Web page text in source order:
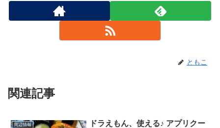
ともこ
関連記事
周辺情報
ドラえもん、使える♪ アプリクー